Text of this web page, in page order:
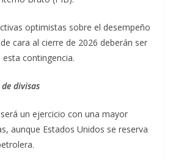
optimistas sobre el desempeño
cara al cierre de 2026 deberán ser
contingencia.
divisas
un ejercicio con una mayor
aunque Estados Unidos se reserva